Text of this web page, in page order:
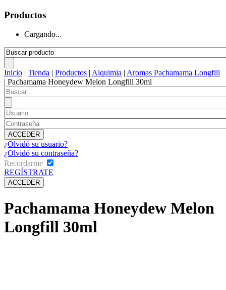
Productos
Cargando...
Inicio | Tienda | Productos | Alquimia | Aromas Pachamama Longfill
| Pachamama Honeydew Melon Longfill 30ml
¿Olvidó su usuario?
¿Olvidó su contraseña?
Recordarme
REGÍSTRATE
Pachamama Honeydew Melon
Longfill 30ml